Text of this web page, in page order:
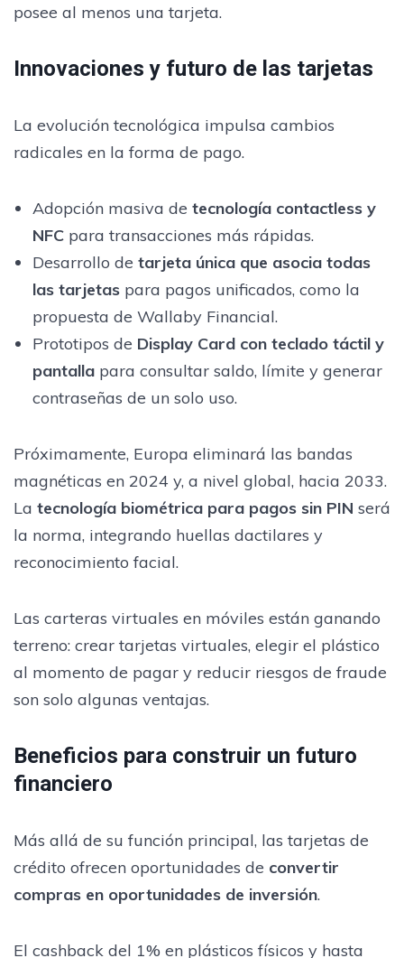
posee al menos una tarjeta.
Innovaciones y futuro de las tarjetas
La evolución tecnológica impulsa cambios
radicales en la forma de pago.
Adopción masiva de tecnología contactless y
NFCpara transacciones más rápidas.
Desarrollo de tarjeta única que asocia todas
las tarjetaspara pagos unificados, como la
propuesta de Wallaby Financial.
Prototipos de Display Card con teclado táctil y
pantallapara consultar saldo, límite y generar
contraseñas de un solo uso.
Próximamente, Europa eliminará las bandas
magnéticas en 2024 y, a nivel global, hacia 2033.
La tecnología biométrica para pagos sin PIN será
la norma, integrando huellas dactilares y
reconocimiento facial.
Las carteras virtuales en móviles están ganando
terreno: crear tarjetas virtuales, elegir el plástico
al momento de pagar y reducir riesgos de fraude
son solo algunas ventajas.
Beneficios para construir un futuro
financiero
Más allá de su función principal, las tarjetas de
crédito ofrecen oportunidades de convertir
compras en oportunidades de inversión.
El cashback del 1% en plásticos físicos y hasta